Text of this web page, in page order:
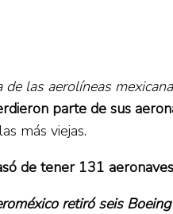
de las aerolíneas
parte de sus
más viejas.
de tener 131 aeronaves
retiró seis